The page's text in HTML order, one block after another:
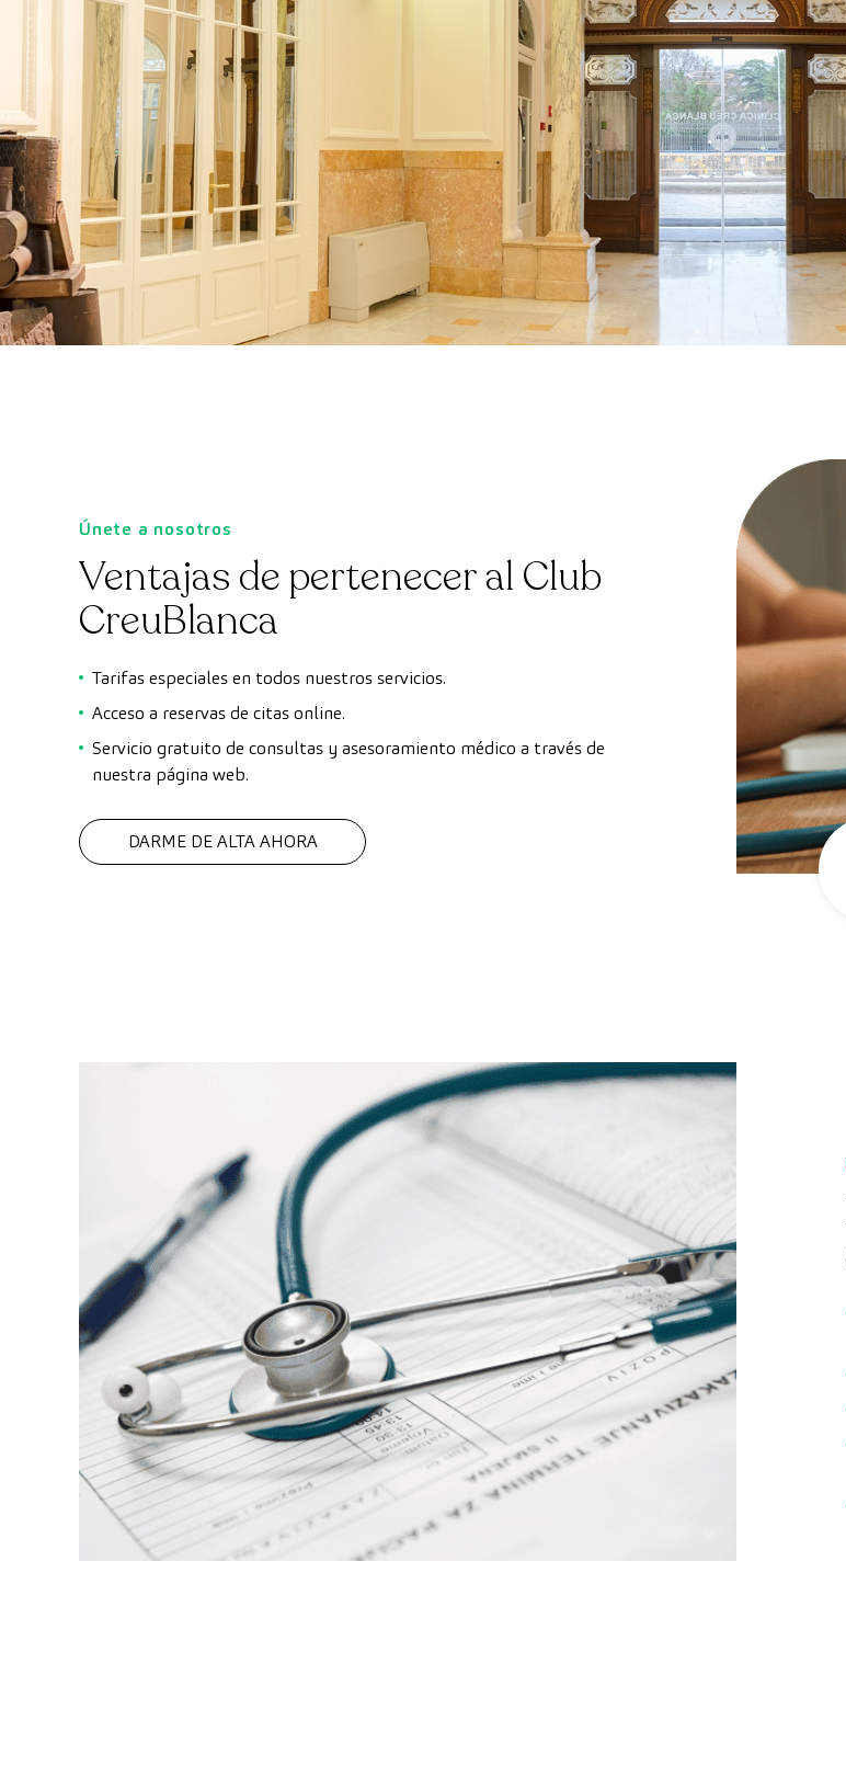
Únete a nosotros
Ventajas de pertenecer al Club
CreuBlanca
Tarifas especiales en todos nuestros servicios.
Acceso a reservas de citas online.
Servicio gratuito de consultas y asesoramiento médico a través de
nuestra página web.
DARME DE ALTA AHORA